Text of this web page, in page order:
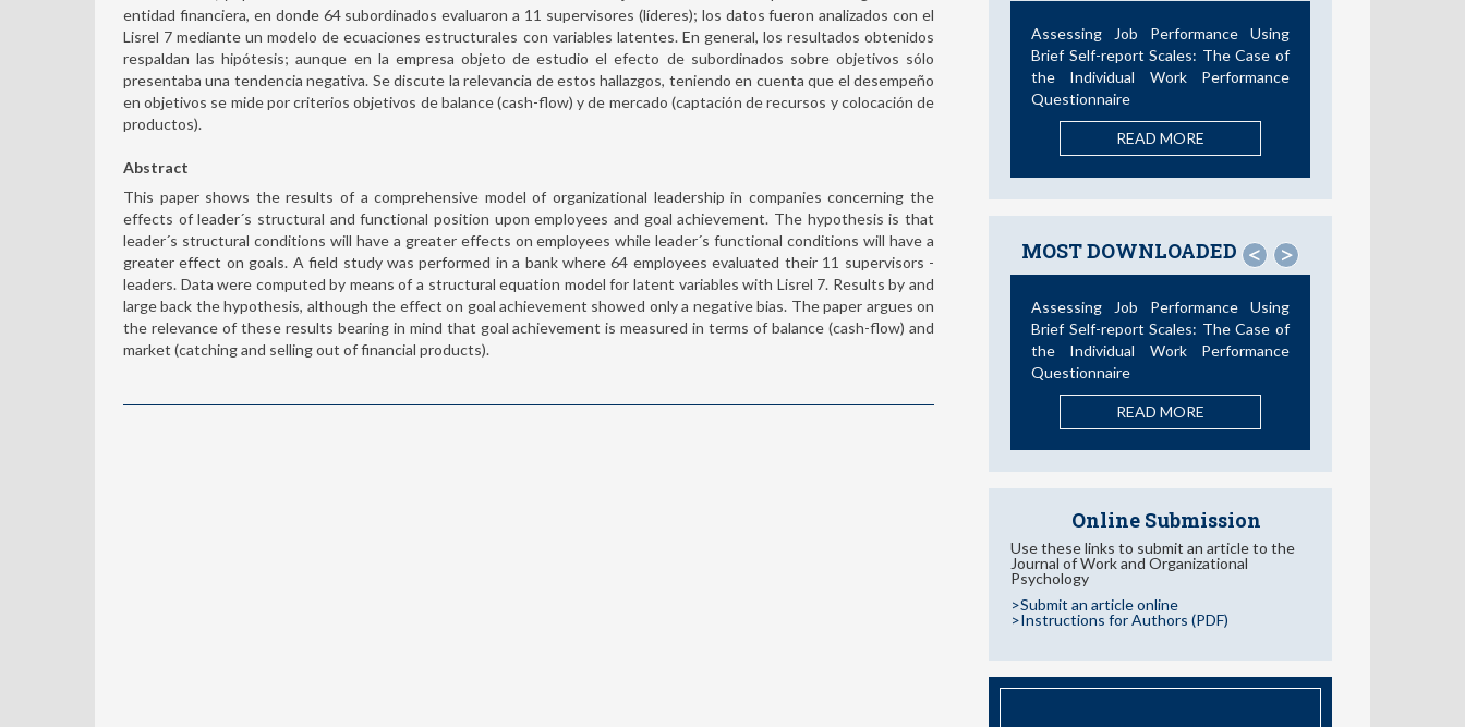
entidad financiera, en donde 64 subordinados evaluaron a 11 supervisores (líderes); los datos fueron analizados con el
Lisrel 7 mediante un modelo de ecuaciones estructurales con variables latentes. En general, los resultados obtenidos
respaldan las hipótesis; aunque en la empresa objeto de estudio el efecto de subordinados sobre objetivos sólo
presentaba una tendencia negativa. Se discute la relevancia de estos hallazgos, teniendo en cuenta que el desempeño
en objetivos se mide por criterios objetivos de balance (cash-flow) y de mercado (captación de recursos y colocación de
productos).
Abstract
This paper shows the results of a comprehensive model of organizational leadership in companies concerning the
effects of leader´s structural and functional position upon employees and goal achievement. The hypothesis is that
leader´s structural conditions will have a greater effects on employees while leader´s functional conditions will have a
greater effect on goals. A field study was performed in a bank where 64 employees evaluated their 11 supervisors -
leaders. Data were computed by means of a structural equation model for latent variables with Lisrel 7. Results by and
large back the hypothesis, although the effect on goal achievement showed only a negative bias. The paper argues on
the relevance of these results bearing in mind that goal achievement is measured in terms of balance (cash-flow) and
market (catching and selling out of financial products).
Assessing Job Performance Using
Brief Self-report Scales: The Case of
the Individual Work Performance
Questionnaire
READ MORE
MOST DOWNLOADED < >
Assessing Job Performance Using
Brief Self-report Scales: The Case of
the Individual Work Performance
Questionnaire
READ MORE
Online Submission
Use these links to submit an article to the
Journal of Work and Organizational
Psychology
>Submit an article online
>Instructions for Authors (PDF)